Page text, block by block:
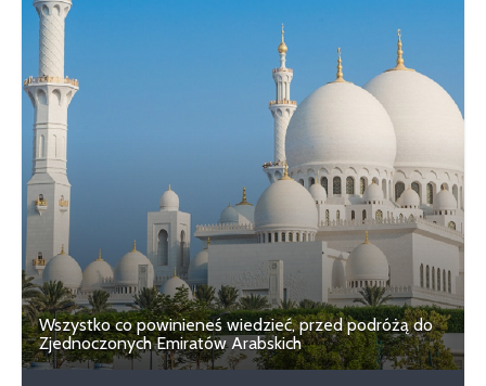
Wszystko co powinieneś wiedzieć, przed podróżą do
Zjednoczonych Emiratów Arabskich